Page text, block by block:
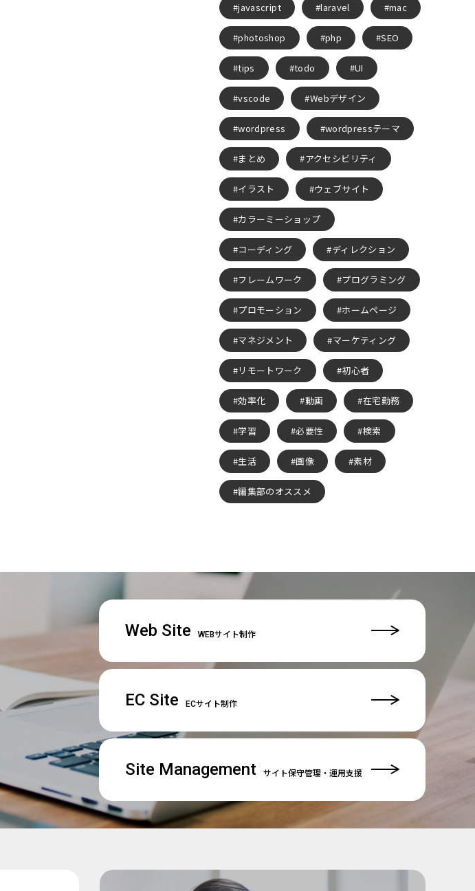
javascript laravel mac
photoshop php SEO
tips todo UI
vscode Webデザイン
wordpress wordpressテーマ
まとめ アクセシビリティ
イラスト ウェブサイト
カラーミーショップ
コーディング ディレクション
フレームワーク プログラミング
プロモーション ホームページ
マネジメント マーケティング
リモートワーク 初心者
効率化 動画 在宅勤務
学習 必要性 検索
生活 画像 素材
編集部のオススメ
Web Site WEBサイト制作
EC Site ECサイト制作
Site Management サイト保守管理 ・運用支援